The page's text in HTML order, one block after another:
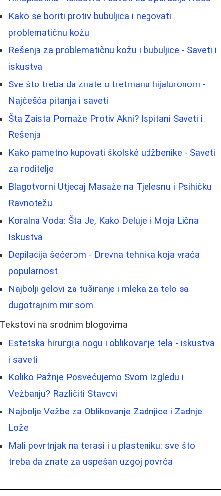
Kako se boriti protiv bubuljica i negovati
problematičnu kožu
Rešenja za problematičnu kožu i bubuljice - Saveti i
iskustva
Sve što treba da znate o tretmanu hijaluronom -
Najčešća pitanja i saveti
Šta Zaista Pomaže Protiv Akni? Ispitani Saveti i
Rešenja
Kako pametno kupovati školské udžbenike - Saveti
za roditelje
Blagotvorni Utjecaj Masaže na Tjelesnu i Psihičku
Ravnotežu
Koralna Voda: Šta Je, Kako Deluje i Moja Lična
Iskustva
Depilacija šećerom - Drevna tehnika koja vraća
popularnost
Najbolji gelovi za tuširanje i mleka za telo sa
dugotrajnim mirisom
Tekstovi na srodnim blogovima
Estetska hirurgija nogu i oblikovanje tela - iskustva
i saveti
Koliko Pažnje Posvećujemo Svom Izgledu i
Vežbanju? Različiti Stavovi
Najbolje Vežbe za Oblikovanje Zadnjice i Zadnje
Lože
Mali povrtnjak na terasi i u plasteniku: sve što
treba da znate za uspešan uzgoj povrća